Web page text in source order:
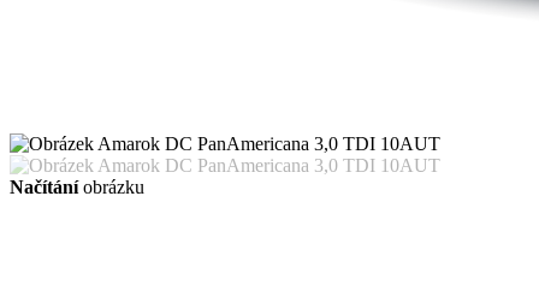
Načítáníobrázku